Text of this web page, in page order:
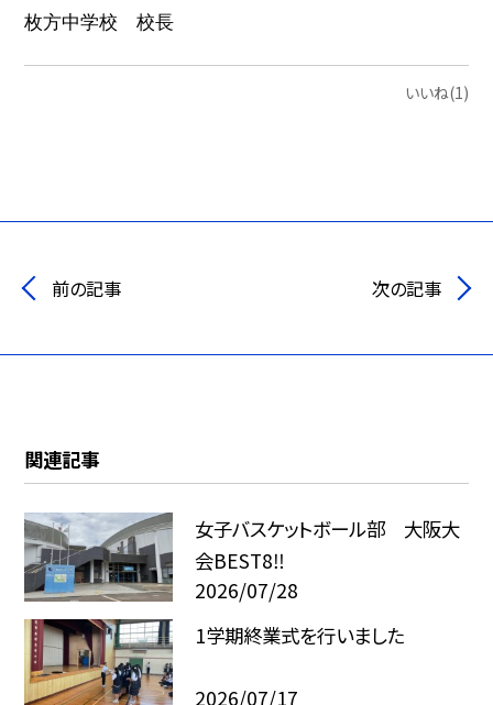
枚方中学校 校長
いいね(1)
前の記事 次の記事
関連記事
女子バスケットボール部 大阪大
会BEST8‼︎
2026/07/28
1学期終業式を行いました
2026/07/17